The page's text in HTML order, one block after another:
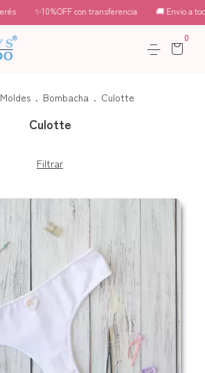
✨10%OFF con transferencia 🚚 Envio a todo el
0
Moldes . Bombacha . Culotte
Culotte
Filtrar